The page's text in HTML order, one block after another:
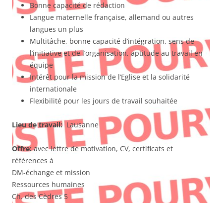
Bonne capacité de rédaction
Langue maternelle française, allemand ou autres
langues un plus
Multitâche, bonne capacité d’intégration, sens de
l’initiative et de l’organisation, aptitude au travail en
équipe
Intérêt pour la mission de l’Eglise et la solidarité
internationale
Flexibilité pour les jours de travail souhaitée
Lieu de travail:Lausanne
Offre:avec lettre de motivation, CV, certificats et
références à
DM-échange et mission
Ressources humaines
Ch. des Cèdres 5